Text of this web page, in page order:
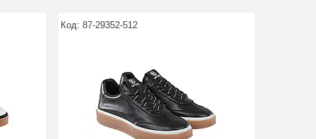
87-29352-512